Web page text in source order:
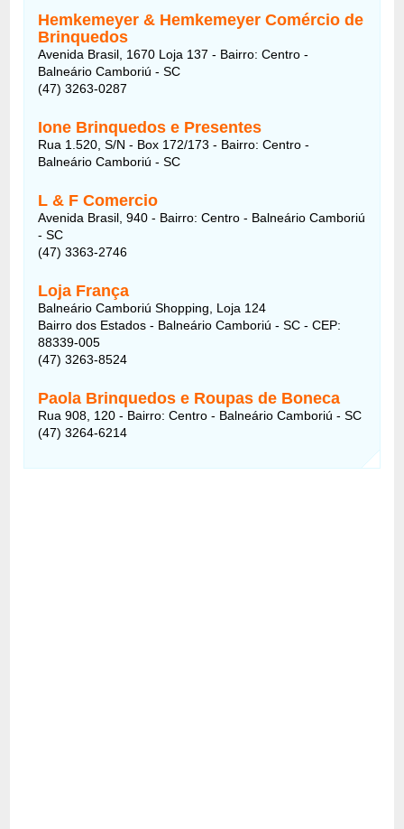
Hemkemeyer & Hemkemeyer Comércio de
Brinquedos
Avenida Brasil, 1670 Loja 137 - Bairro: Centro -
Balneário Camboriú - SC
(47) 3263-0287
Ione Brinquedos e Presentes
Rua 1.520, S/N - Box 172/173 - Bairro: Centro -
Balneário Camboriú - SC
L & F Comercio
Avenida Brasil, 940 - Bairro: Centro - Balneário Camboriú
- SC
(47) 3363-2746
Loja França
Balneário Camboriú Shopping, Loja 124
Bairro dos Estados - Balneário Camboriú - SC - CEP:
88339-005
(47) 3263-8524
Paola Brinquedos e Roupas de Boneca
Rua 908, 120 - Bairro: Centro - Balneário Camboriú - SC
(47) 3264-6214